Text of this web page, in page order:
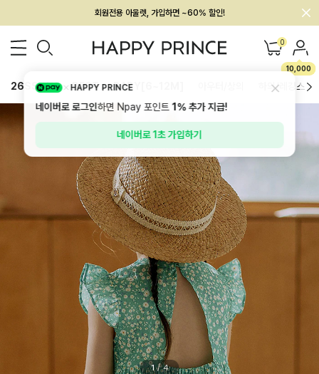
회원전용 아울렛, 가입하면 ~60% 할인!
멤버십 최대 28,000원 혜택 0
10,000
26SS 신상 BEST BABY[6~12M] 하의/레깅스
1 / 4
HAPPY PRINCE
네이버로 로그인하면 Npay 포인트1%추가 지급!
네이버로 1초 가입하기